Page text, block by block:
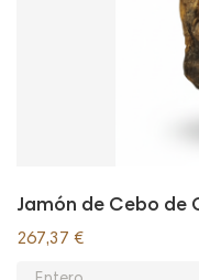
Jamón de Cebo de
267,37 €